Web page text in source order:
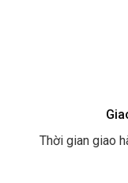
Thời gian giao